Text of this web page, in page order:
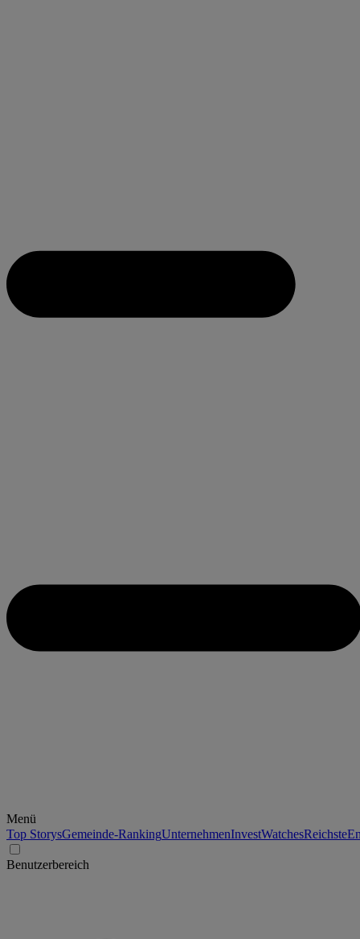
Menü
Top StorysGemeinde-RankingUnternehmenInvestWatchesReichste
Benutzerbereich